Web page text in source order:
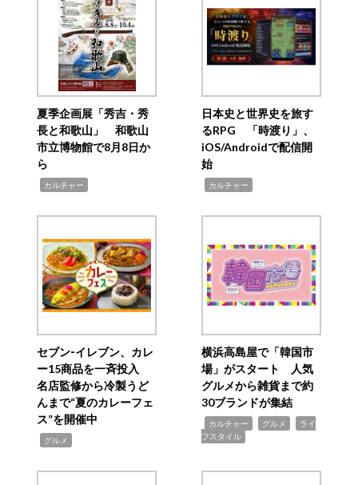
夏季企画展「秀吉・秀
長と和歌山」 和歌山
市立博物館で8月8日か
ら
カルチャー
日本史と世界史を旅す
るRPG 「時渡り」、
iOS/Androidで配信開
始
カルチャー
セブン‐イレブン、カレ
ー15商品を一斉投入
名店監修から冷製うど
んまで“夏のカレーフェ
ス”を開催中
グルメ
横浜高島屋で「韓国市
場」がスタート 人気
グルメから雑貨まで約
30ブランドが集結
カルチャー グルメ
ライ
フスタイル